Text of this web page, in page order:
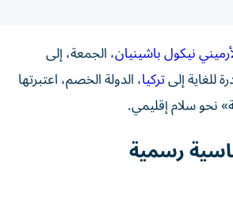
نيكول باشينيان، الجمعة، إلى
للغاية إلىتركيا، الدولة الخصم، اعتبرتها
نحو سلام إقليمي.
رسمية